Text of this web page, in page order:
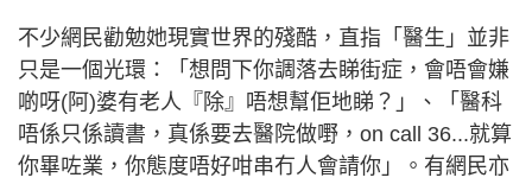
不少網民勸勉她現實世界的殘酷，直指「醫生」並非
只是一個光環：「想問下你調落去睇街症，會唔會嫌
啲呀(阿)婆有老人『除』唔想幫佢地睇？」、「醫科
唔係只係讀書，真係要去醫院做嘢，on call 36...就算
你畢咗業，你態度唔好咁串冇人會請你」。有網民亦